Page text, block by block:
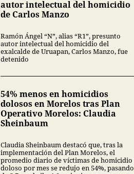
autor intelectual del homicidio
de Carlos Manzo
Ramón Ángel “N”, alias “R1”, presunto
autor intelectual del homicidio del
exalcalde de Uruapan, Carlos Manzo, fue
detenido
54% menos en homicidios
dolosos en Morelos tras Plan
Operativo Morelos: Claudia
Sheinbaum
Claudia Sheinbaum destacó que, tras la
implementación del Plan Morelos, el
promedio diario de víctimas de homicidio
doloso por mes se redujo en 54%, pasando